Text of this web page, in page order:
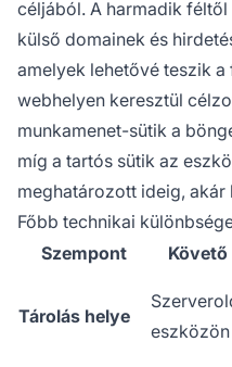
céljából. A harmadik
külső domainek és
amelyek lehetővé teszik
webhelyen keresztül
munkamenet-sütik a
míg a tartós sütik az
meghatározott ideig,
Főbb technikai
Szempont
Követő
Tárolás helye